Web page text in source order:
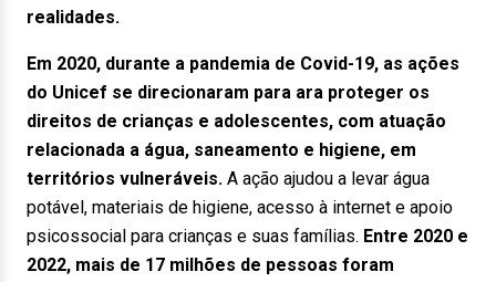
realidades.
Em 2020, durante a pandemia de Covid-19, as ações
do Unicef se direcionaram para ara proteger os
direitos de crianças e adolescentes, com atuação
relacionada a água, saneamento e higiene, em
territórios vulneráveis. A ação ajudou a levar água
potável, materiais de higiene, acesso à internet e apoio
psicossocial para crianças e suas famílias. Entre 2020 e
2022, mais de 17 milhões de pessoas foram